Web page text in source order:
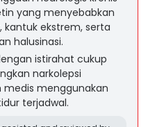
yang menyebabkan
ekstrem, serta
halusinasi.
istirahat cukup
narkolepsi
menggunakan
terjadwal.